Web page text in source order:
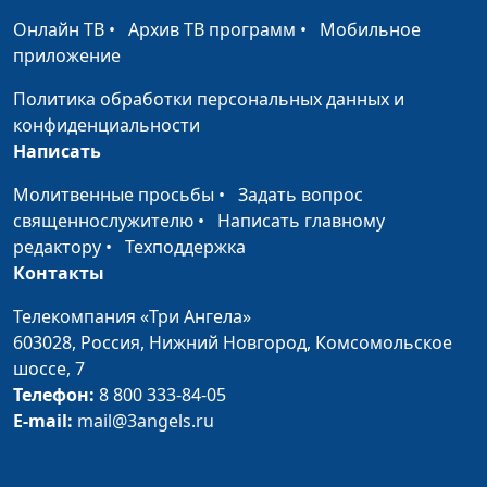
— грех? (весна)
священнослужитель
Будет ли второе
Рождество? (осень)
священнослужитель
Будет ли второе
Рождество? (лето)
Будет ли второе
Рождество? (зима)
Андрей Качалаба,
священнослужитель
Будет ли второе
Рождество? (весна)
Пусти Бога в свои
проблемы (осень)
Андрей Качалаба,
#664
Пусти Бога в свои
Онлайн ТВ • Архив ТВ программ • Мобильное
приложение
Политика обработки персональных данных и
конфиденциальности
Написать
Молитвенные просьбы • Задать вопрос
священнослужителю • Написать главному
редактору • Техподдержка
Контакты
Телекомпания «Три Ангела»
603028, Россия, Нижний Новгород, Комсомольское
шоссе, 7
Телефон: 8 800 333-84-05
E-mail: mail@3angels.ru